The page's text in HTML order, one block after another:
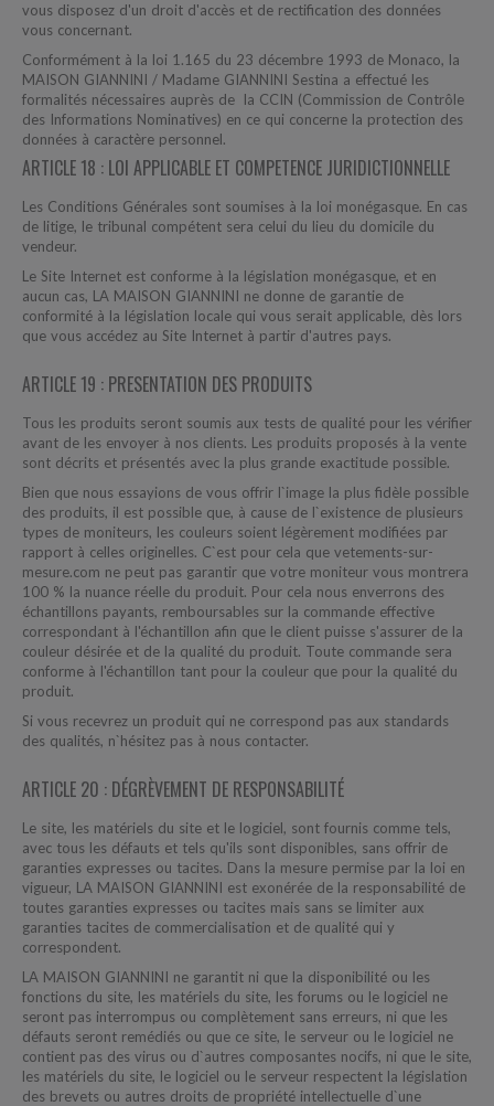
vous disposez d'un droit d'accès et de rectification des données
vous concernant.
Conformément à la loi 1.165 du 23 décembre 1993 de Monaco, la
MAISON GIANNINI / Madame GIANNINI Sestina a effectué les
formalités nécessaires auprès de la CCIN (Commission de Contrôle
des Informations Nominatives) en ce qui concerne la protection des
données à caractère personnel.
ARTICLE 18 : LOI APPLICABLE ET COMPETENCE JURIDICTIONNELLE
Les Conditions Générales sont soumises à la loi monégasque. En cas
de litige, le tribunal compétent sera celui du lieu du domicile du
vendeur.
Le Site Internet est conforme à la législation monégasque, et en
aucun cas, LA MAISON GIANNINI ne donne de garantie de
conformité à la législation locale qui vous serait applicable, dès lors
que vous accédez au Site Internet à partir d'autres pays.
ARTICLE 19 : PRESENTATION DES PRODUITS
Tous les produits seront soumis aux tests de qualité pour les vérifier
avant de les envoyer à nos clients. Les produits proposés à la vente
sont décrits et présentés avec la plus grande exactitude possible.
Bien que nous essayions de vous offrir l`image la plus fidèle possible
des produits, il est possible que, à cause de l`existence de plusieurs
types de moniteurs, les couleurs soient légèrement modifiées par
rapport à celles originelles. C`est pour cela que vetements-sur-
mesure.com ne peut pas garantir que votre moniteur vous montrera
100 % la nuance réelle du produit. Pour cela nous enverrons des
échantillons payants, remboursables sur la commande effective
correspondant à l'échantillon afin que le client puisse s'assurer de la
couleur désirée et de la qualité du produit. Toute commande sera
conforme à l'échantillon tant pour la couleur que pour la qualité du
produit.
Si vous recevrez un produit qui ne correspond pas aux standards
des qualités, n`hésitez pas à nous contacter.
ARTICLE 20 : DÉGRÈVEMENT DE RESPONSABILITÉ
Le site, les matériels du site et le logiciel, sont fournis comme tels,
avec tous les défauts et tels qu'ils sont disponibles, sans offrir de
garanties expresses ou tacites. Dans la mesure permise par la loi en
vigueur, LA MAISON GIANNINI est exonérée de la responsabilité de
toutes garanties expresses ou tacites mais sans se limiter aux
garanties tacites de commercialisation et de qualité qui y
correspondent.
LA MAISON GIANNINI ne garantit ni que la disponibilité ou les
fonctions du site, les matériels du site, les forums ou le logiciel ne
seront pas interrompus ou complètement sans erreurs, ni que les
défauts seront remédiés ou que ce site, le serveur ou le logiciel ne
contient pas des virus ou d`autres composantes nocifs, ni que le site,
les matériels du site, le logiciel ou le serveur respectent la législation
des brevets ou autres droits de propriété intellectuelle d`une